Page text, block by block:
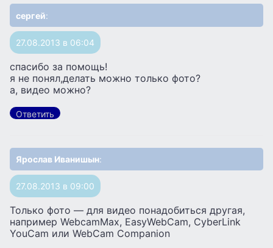
сергей:
27.08.2013 в 06:04
спасибо за помощь!
я не понял,делать можно только фото?
а, видео можно?
Ответить
Ярослав Иванишын:
27.08.2013 в 09:00
Только фото — для видео понадобиться другая,
например WebcamMax, EasyWebCam, CyberLink
YouCam или WebCam Companion